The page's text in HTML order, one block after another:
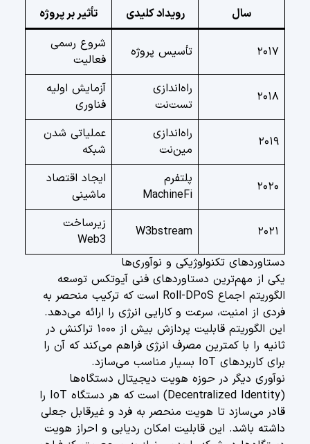
سال
رویداد کلیدی تأثیر بر پروژه
۲۰۱۷ تأسیس پروژه
شروع رسمی
فعالیت
۲۰۱۸
راه‌اندازی
تست‌نت
آزمایش اولیه
فناوری
۲۰۱۹
راه‌اندازی
مین‌نت
عملیاتی شدن
شبکه
۲۰۲۰
پلتفرم
MachineFi
ایجاد اقتصاد
ماشینی
۲۰۲۱ W3bstream
زیرساخت
Web3
دستاوردهای تکنولوژیکی و نوآوری‌ها
یکی از مهم‌ترین دستاوردهای فنی آیوتکس توسعه
الگوریتم اجماع Roll-DPoS است که ترکیب منحصر به
فردی از امنیت، سرعت و کارایی انرژی را ارائه می‌دهد.
این الگوریتم قابلیت پردازش بیش از ۱۰۰۰ تراکنش در
ثانیه را با کمترین مصرف انرژی فراهم می‌کند که آن را
برای کاربردهای IoT بسیار مناسب می‌سازد.
نوآوری دیگر در حوزه هویت دیجیتال دستگاه‌ها
(Decentralized Identity) است که هر دستگاه IoT را
قادر می‌سازد تا هویت منحصر به فرد و غیرقابل جعلی
داشته باشد. این قابلیت امکان ردیابی و احراز هویت